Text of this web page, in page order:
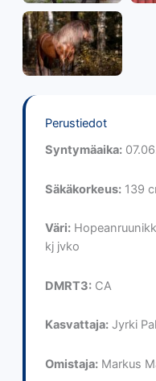
Perustiedot
Syntymäaika:
Säkäkorkeus:139
Väri:
kj jvko
DMRT3:CA
Kasvattaja:Jyrki
Omistaja:Markus